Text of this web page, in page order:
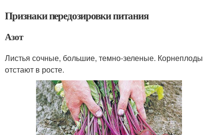
Признаки передозировки питания
Азот
Листья сочные, большие, темно-зеленые. Корнеплоды
отстают в росте.